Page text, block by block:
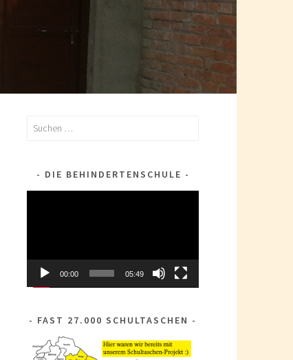
Suchen
DIE BEHINDERTENSCHULE
00:00 05:49
FAST 27.000 SCHULTASCHEN